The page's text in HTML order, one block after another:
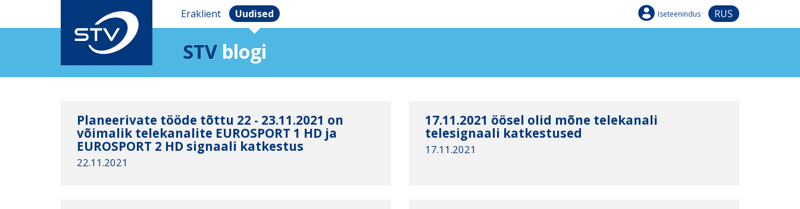
Eraklient Uudised Iseteenindus RUS
STV blogi
Planeerivate tööde tõttu 22 - 23.11.2021 on
võimalik telekanalite EUROSPORT 1 HD ja
EUROSPORT 2 HD signaali katkestus
22.11.2021
17.11.2021 öösel olid mõne telekanali
telesignaali katkestused
17.11.2021